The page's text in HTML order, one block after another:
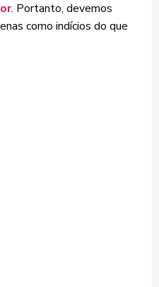
. Portanto, devemos
como indícios do que